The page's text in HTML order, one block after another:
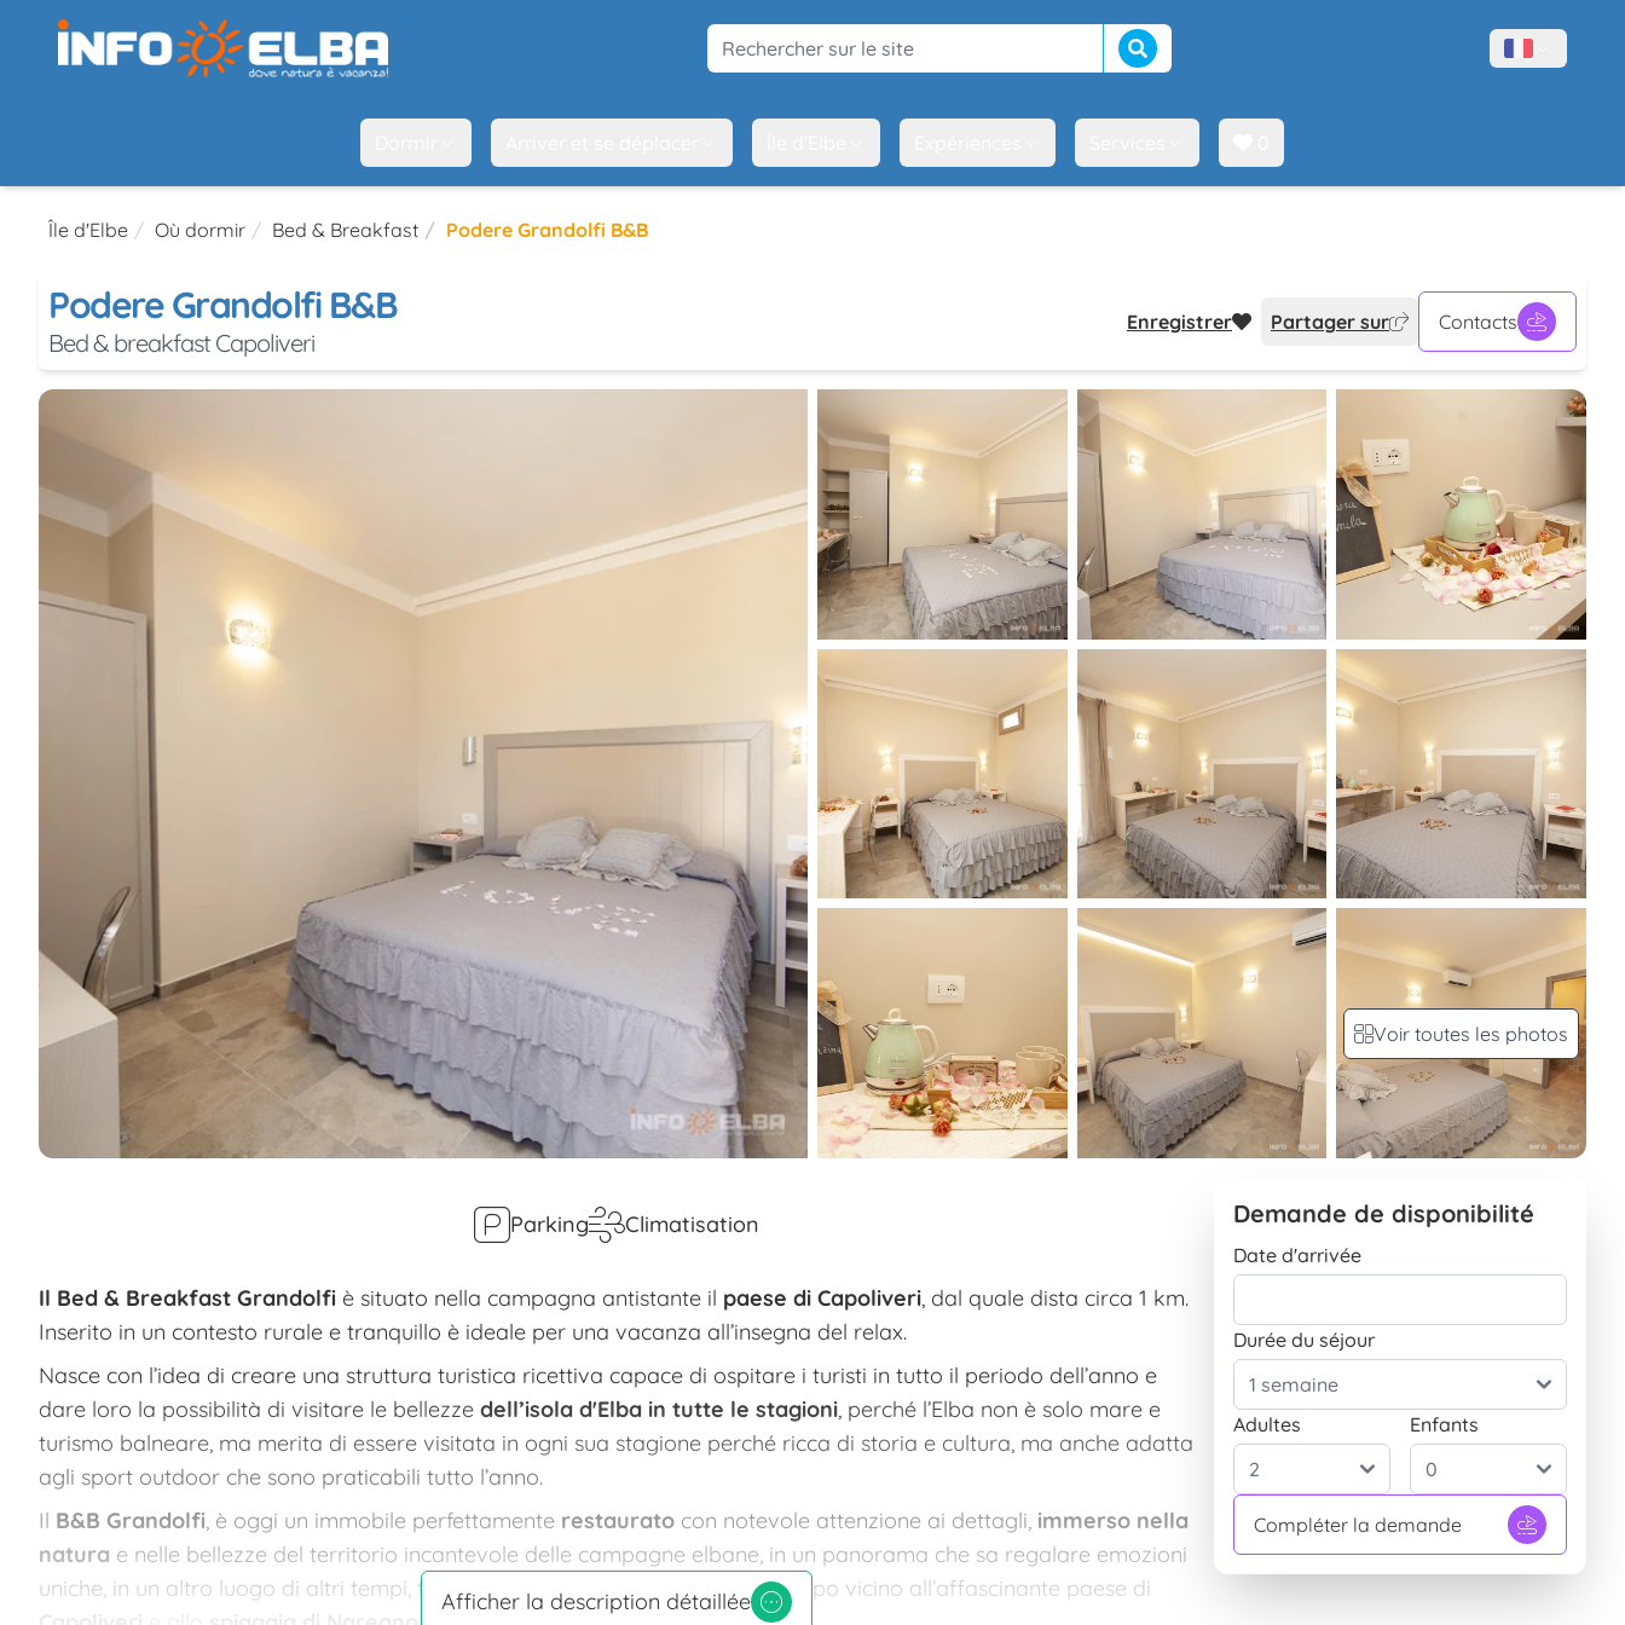
Rechercher sur le site Lancer la recherche Menù lingue
Île d'Elbe Où dormir Bed & Breakfast Podere Grandolfi B&B
Podere Grandolfi B&B
Bed & breakfast Capoliveri
Enregistrer Partager sur Contacts
Parking Climatisation
Il Bed & Breakfast Grandolfi è situato nella campagna antistante il paese di Capoliveri, dal quale dista circa 1 km.
Inserito in un contesto rurale e tranquillo è ideale per una vacanza all’insegna del relax.
Nasce con l’idea di creare una struttura turistica ricettiva capace di ospitare i turisti in tutto il periodo dell’anno e
dare loro la possibilità di visitare le bellezze dell’isola d'Elba in tutte le stagioni, perché l’Elba non è solo mare e
turismo balneare, ma merita di essere visitata in ogni sua stagione perché ricca di storia e cultura, ma anche adatta
agli sport outdoor che sono praticabili tutto l’anno.
Il B&B Grandolfi, è oggi un immobile perfettamente restaurato con notevole attenzione ai dettagli, immerso nella
natura e nelle bellezze del territorio incantevole delle campagne elbane, in un panorama che sa regalare emozioni
uniche, in un altro luogo di altri tempi, tranquillo e riservato ed allo stesso tempo vicino all’affascinante paese di
Afficher la description détaillée
Demande de disponibilité
Date d'arrivée
Durée du séjour
Adultes Enfants
Compléter la demande
Voir toutes les photos